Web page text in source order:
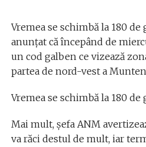
Vremea se schimbă la 180 de
anunțat că începând de
un cod galben ce vizează
partea de nord-vest a
Vremea se schimbă la 180 de
Mai mult, șefa ANM
va răci destul de mult, iar